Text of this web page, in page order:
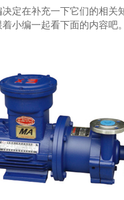
在补充一下它们的相关
小编一起看下面的内容吧。